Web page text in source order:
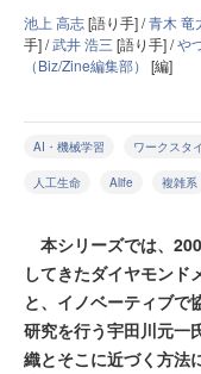
池上 高志[語り手] /青木 竜
手] /武井 浩三 [語り手] /や
（Biz/Zine編集部） [編]
AI・機械学習 ワークスタ
人工生命 Alife 複雑系
本シリーズでは、
してきたダイヤモンド
と、イノベーティブで
研究を行う宇田川元一
織とそこに近づく方法